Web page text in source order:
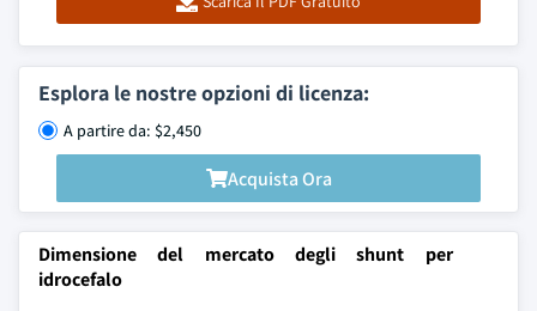
Esplora le nostre opzioni di licenza:
A partire da: $2,450
Acquista Ora
Dimensione del mercato degli shunt per
idrocefalo